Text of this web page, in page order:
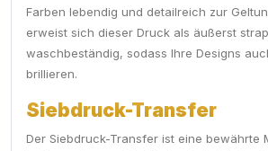
Farben lebendig und detailreich zur
erweist sich dieser Druck als äußerst
waschbeständig, sodass Ihre Designs
brillieren.
Siebdruck-Transfer
Der Siebdruck-Transfer ist eine bewährte